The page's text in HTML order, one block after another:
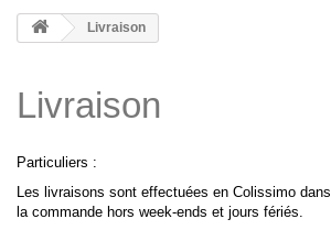
Livraison
Livraison
Particuliers :
Les livraisons sont effectuées en Colissimo
la commande hors week-ends et jours fériés.